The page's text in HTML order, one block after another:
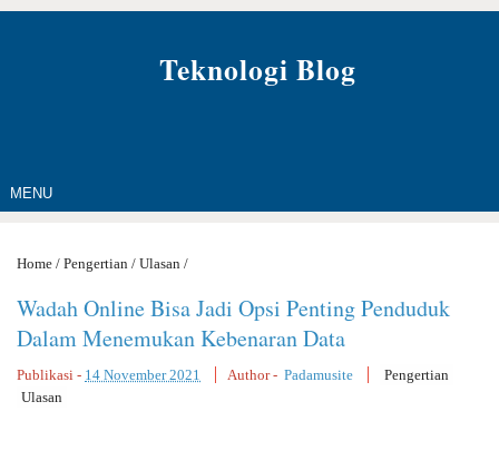
Teknologi Blog
MENU
Home / Pengertian / Ulasan /
Wadah Online Bisa Jadi Opsi Penting Penduduk
Dalam Menemukan Kebenaran Data
Publikasi - 14 November 2021 Author - Padamusite
Pengertian
Ulasan